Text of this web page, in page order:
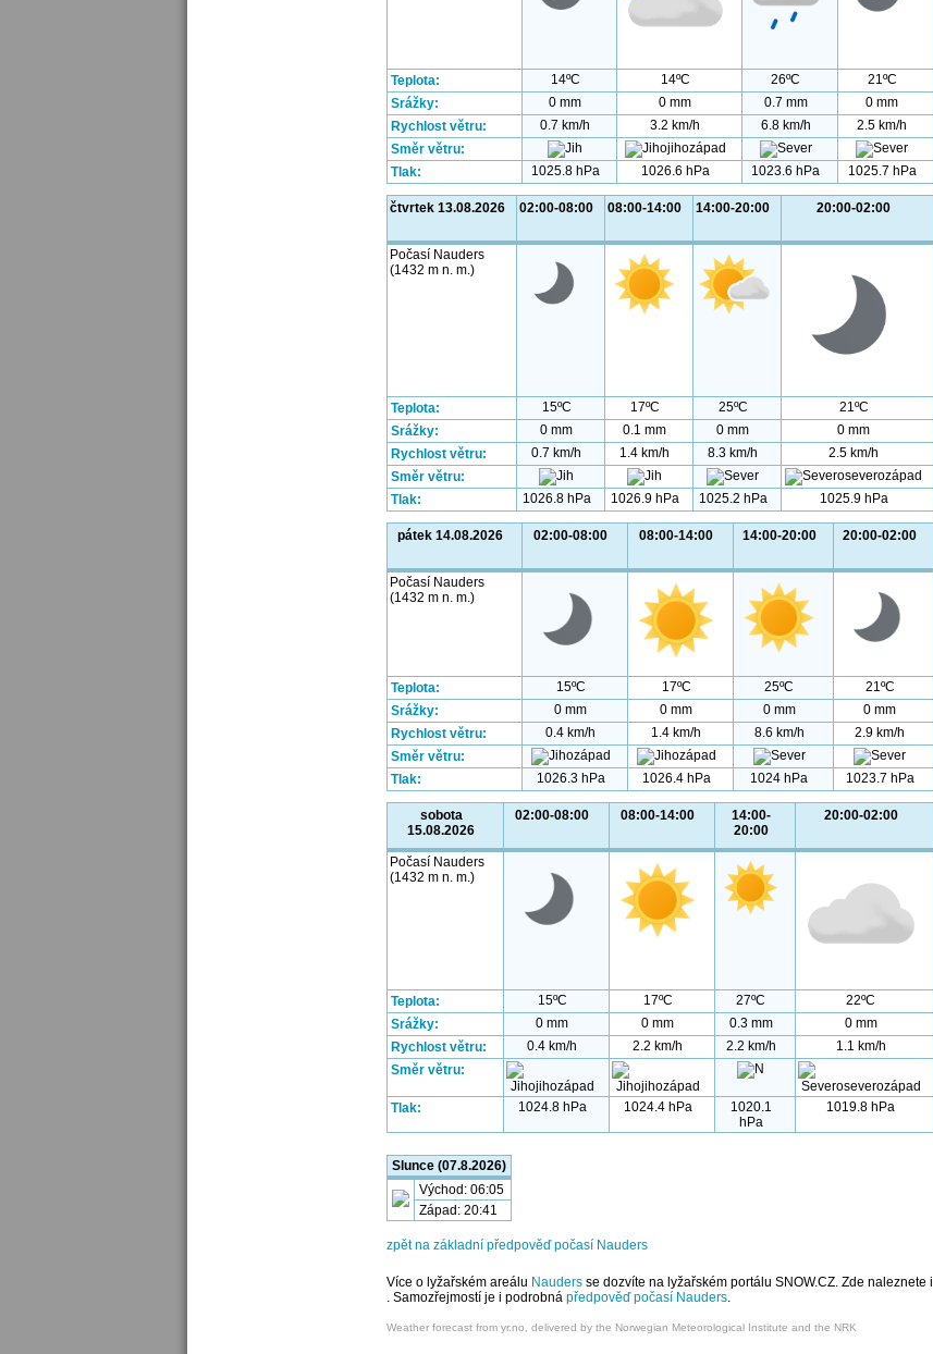
Teplota: 14ºC 14ºC 26ºC
21ºC
Srážky:
0 mm 0 mm 0.7 mm
0 mm
Rychlost větru:
0.7 km/h 3.2 km/h 6.8 km/h
2.5 km/h
Směr větru:
Tlak:
1025.8 hPa 1026.6 hPa 1023.6 hPa 1025.7 hPa
čtvrtek 13.08.2026 02:00-08:00 08:00-14:00 14:00-20:00 20:00-02:00
Počasí Nauders
(1432 m n. m.)
Teplota: 15ºC 17ºC 25ºC
21ºC
Srážky:
0 mm 0.1 mm 0 mm
0 mm
Rychlost větru:
0.7 km/h 1.4 km/h 8.3 km/h
2.5 km/h
Směr větru:
Tlak:
1026.8 hPa 1026.9 hPa 1025.2 hPa 1025.9 hPa
pátek 14.08.2026 02:00-08:00 08:00-14:00 14:00-20:00 20:00-02:00
Počasí Nauders
(1432 m n. m.)
Teplota: 15ºC 17ºC 25ºC
21ºC
Srážky:
0 mm 0 mm 0 mm
0 mm
Rychlost větru:
0.4 km/h 1.4 km/h 8.6 km/h
2.9 km/h
Směr větru:
Tlak:
1026.3 hPa 1026.4 hPa 1024 hPa 1023.7 hPa
sobota
15.08.2026
02:00-08:00 08:00-14:00
14:00-
20:00
20:00-02:00
Počasí Nauders
(1432 m n. m.)
Teplota: 15ºC 17ºC 27ºC
22ºC
Srážky:
0 mm 0 mm 0.3 mm
0 mm
Rychlost větru:
0.4 km/h 2.2 km/h 2.2 km/h
1.1 km/h
Směr větru:
Tlak: 1024.8 hPa 1024.4 hPa
1020.1
hPa
1019.8 hPa
Slunce (07.8.2026)
Východ: 06:05
Západ: 20:41
zpět na základní předpověď počasí Nauders
Více o lyžařském areálu Nauders se dozvíte na lyžařském portálu SNOW.CZ. Zde naleznete i
. Samozřejmostí je i podrobná předpověď počasí Nauders.
Weather forecast from yr.no, delivered by the Norwegian Meteorological Institute and the NRK